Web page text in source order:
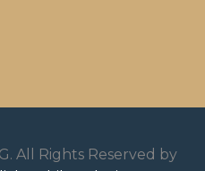
All Rights Reserved by